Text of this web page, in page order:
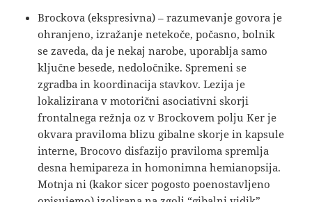
Brockova (ekspresivna) – razumevanje govora je
ohranjeno, izražanje netekoče, počasno, bolnik
se zaveda, da je nekaj narobe, uporablja samo
ključne besede, nedoločnike. Spremeni se
zgradba in koordinacija stavkov. Lezija je
lokalizirana v motorični asociativni skorji
frontalnega režnja oz v Brockovem polju Ker je
okvara praviloma blizu gibalne skorje in kapsule
interne, Brocovo disfazijo praviloma spremlja
desna hemipareza in homonimna hemianopsija.
Motnja ni (kakor sicer pogosto poenostavljeno